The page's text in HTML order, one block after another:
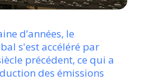
d’années, le
s'est accéléré par
précédent, ce qui a
des émissions